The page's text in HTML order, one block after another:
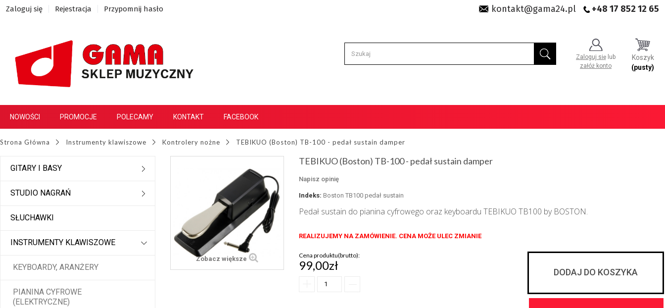
Zaloguj się Rejestracja Przypomnij hasło kontakt@gama24.pl +48 17 852 12 65
Zaloguj się lub
załóż konto
Koszyk
(pusty)
NOWOŚCI PROMOCJE POLECAMY KONTAKT FACEBOOK
Strona Główna Instrumenty klawiszowe Kontrolery nożne TEBIKUO (Boston) TB-100 - pedał sustain damper
GITARY I BASY
STUDIO NAGRAŃ
SŁUCHAWKI
INSTRUMENTY KLAWISZOWE
KEYBOARDY, ARANŻERY
PIANINA CYFROWE
(ELEKTRYCZNE)
Zobacz większe
TEBIKUO (Boston) TB-100 - pedał sustain damper
Napisz opinię
Indeks: Boston TB100 pedał sustain
Pedał sustain do pianina cyfrowego oraz keyboardu TEBIKUO TB100 by BOSTON.
REALIZUJEMY NA ZAMÓWIENIE. CENA MOŻE ULEC ZMIANIE
Cena produktu(brutto):
99,00zł DODAJ DO KOSZYKA